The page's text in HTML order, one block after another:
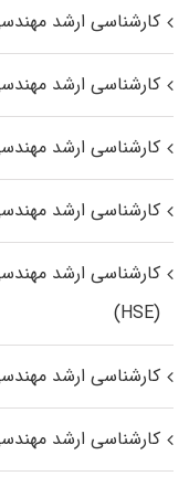
کارشناسی ارشد
کارشناسی ارشد
کارشناسی ارشد
کارشناسی ارشد
کارشناسی ارشد
(HSE)
کارشناسی ارشد
کارشناسی ارشد